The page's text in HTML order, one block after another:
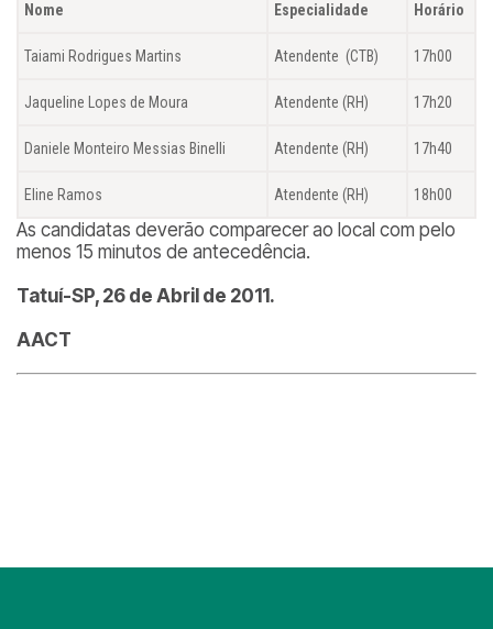
Nome Especialidade Horário
Taiami Rodrigues Martins Atendente (CTB) 17h00
Jaqueline Lopes de Moura Atendente (RH) 17h20
Daniele Monteiro Messias Binelli Atendente (RH) 17h40
Eline Ramos Atendente (RH) 18h00
As candidatas deverão comparecer ao local com pelo
menos 15 minutos de antecedência.
Tatuí-SP, 26 de Abril de 2011.
AACT